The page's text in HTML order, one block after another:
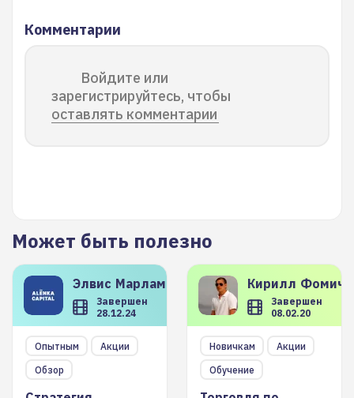
Комментарии
Войдите или
зарегистрируйтесь, чтобы
оставлять комментарии
Может быть полезно
Элвис Марламов
Завершен
28.12.24
Опытным
Акции
Обзор
Кирилл
Завершен
08.02.20
Новичкам
Акции
Обучение